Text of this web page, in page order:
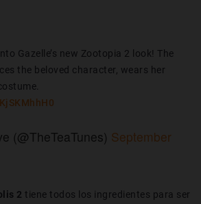
Gazelle’s new Zootopia 2 look! The
the beloved character, wears her
(@TheTeaTunes) September
2 tiene todos los ingredientes para ser